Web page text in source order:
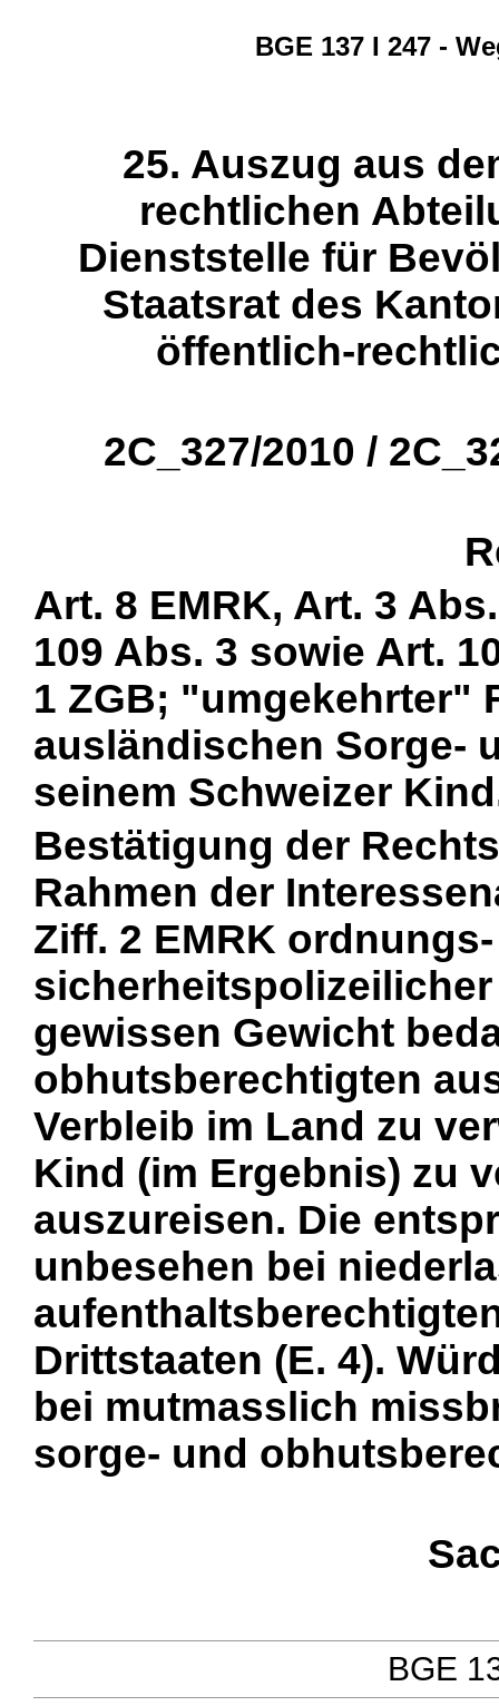
BGE 137 I 247 -
25. Auszug aus
rechtlichen
Dienststelle für
Staatsrat des
öffentlich-
2C_327/2010 /
Art. 8 EMRK, Art. 3
109 Abs. 3 sowie Art.
1 ZGB; "umgekehrter"
ausländischen Sorge-
seinem Schweizer
Bestätigung der
Rahmen der
Ziff. 2 EMRK
gewissen Gewicht
obhutsberechtigten
Verbleib im Land zu
Kind (im Ergebnis) zu
auszureisen. Die
unbesehen bei
Drittstaaten (E. 4).
bei mutmasslich
sorge- und
BGE